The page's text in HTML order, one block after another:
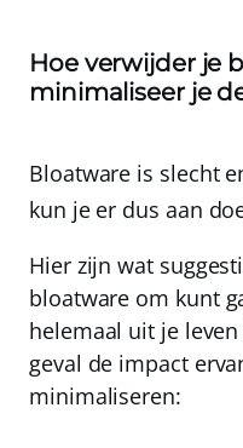
Hoe verwijder je
minimaliseer je
Bloatware is slecht
kun je er dus aan
Hier zijn wat
bloatware om kunt
helemaal uit je
geval de impact
minimaliseren: